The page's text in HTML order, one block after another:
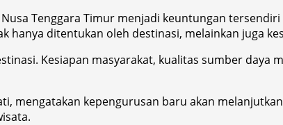
Tenggara Timur menjadi keuntungan
hanya ditentukan oleh destinasi, melainkan juga
Kesiapan masyarakat, kualitas sumber daya
mengatakan kepengurusan baru akan